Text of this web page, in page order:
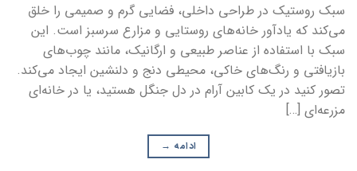
سبک روستیک در طراحی داخلی، فضایی گرم و صمیمی را خلق
می‌کند که یادآور خانه‌های روستایی و مزارع سرسبز است. این
سبک با استفاده از عناصر طبیعی و ارگانیک، مانند چوب‌های
بازیافتی و رنگ‌های خاکی، محیطی دنج و دلنشین ایجاد می‌کند.
تصور کنید در یک کابین آرام در دل جنگل هستید، یا در خانه‌ای
مزرعه‌ای […]
ادامه →